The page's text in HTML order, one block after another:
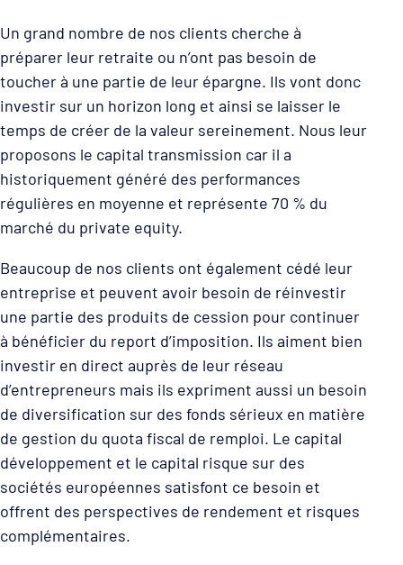
Un grand nombre de nos clients cherche à
préparer leur retraite ou n’ont pas besoin de
toucher à une partie de leur épargne. Ils vont donc
investir sur un horizon long et ainsi se laisser le
temps de créer de la valeur sereinement. Nous leur
proposons le capital transmission car il a
historiquement généré des performances
régulières en moyenne et représente 70 % du
marché du private equity.
Beaucoup de nos clients ont également cédé leur
entreprise et peuvent avoir besoin de réinvestir
une partie des produits de cession pour continuer
à bénéficier du report d’imposition. Ils aiment bien
investir en direct auprès de leur réseau
d’entrepreneurs mais ils expriment aussi un besoin
de diversification sur des fonds sérieux en matière
de gestion du quota fiscal de remploi. Le capital
développement et le capital risque sur des
sociétés européennes satisfont ce besoin et
offrent des perspectives de rendement et risques
complémentaires.